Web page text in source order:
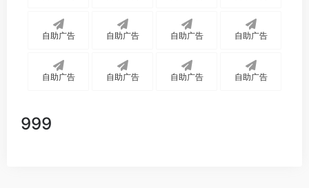
自助广告 自助广告 自助广告 自助广告
自助广告 自助广告 自助广告 自助广告
999